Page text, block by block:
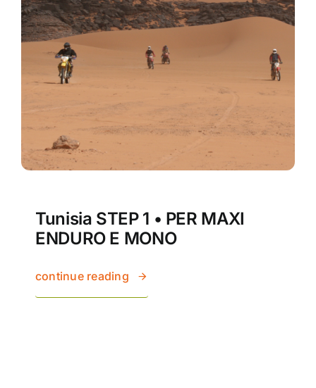
Tunisia STEP 1 • PER MAXI
ENDURO E MONO
continue reading